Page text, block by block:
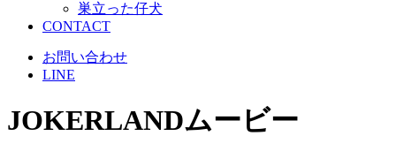
巣立った仔犬
CONTACT
お問い合わせ
LINE
JOKERLANDムービー